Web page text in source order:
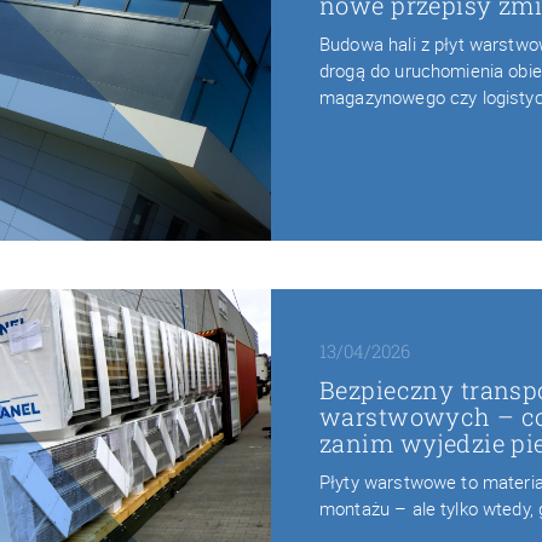
Budowa hali z płyt
drogą do uruchomienia
magazynowego czy
13/04/2026
Bezpieczny
warstwowych –
zanim wyjedzie
Płyty warstwowe to
montażu – ale tylko wtedy,